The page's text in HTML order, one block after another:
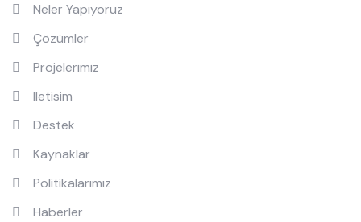
Neler Yapıyoruz
Çözümler
Projelerimiz
Iletisim
Destek
Kaynaklar
Politikalarımız
Haberler